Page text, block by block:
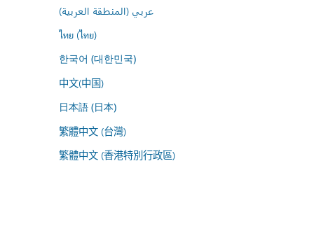
عربي (المنطقة العربية)
ไทย (ไทย)
한국어 (대한민국)
中文(中国)
日本語 (日本)
繁體中文 (台灣)
繁體中文 (香港特別行政區)